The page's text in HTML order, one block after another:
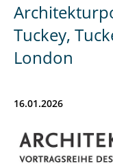
Tuckey,
London
16.01.2026